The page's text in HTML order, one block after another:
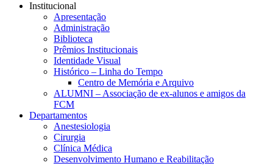
Institucional
Apresentação
Administração
Biblioteca
Prêmios Institucionais
Identidade Visual
Histórico – Linha do Tempo
Centro de Memória e Arquivo
ALUMNI – Associação de ex-alunos e amigos da
FCM
Departamentos
Anestesiologia
Cirurgia
Clínica Médica
Desenvolvimento Humano e Reabilitação